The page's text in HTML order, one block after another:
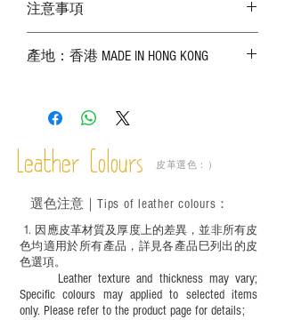
注意事項
實物為準；
－ 植鞣皮革容易受環境、使用程度等產生
成後定期在皮面塗上皮革專用清潔劑及貂
鼠油等；
適合六歲以下兒童使用；六至十二歲兒童
必須由成年人陪同下使用並應小心處理。
產地：香港 MADE IN HONG KONG
Leather Colours 皮革選色：）
1. ​ 因應皮革材質及厚度上的差異，並非所有皮
色均適用於所有產品，詳見各產品巳列出的皮
色選項。
Leather texture and thickness may vary;
Specific colours may applied to selected items
only. Please refer to the product page for details;
選色注意｜ Tips of leather colours ：